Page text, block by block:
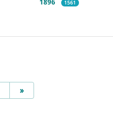
1561
»Next